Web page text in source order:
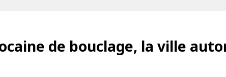
de bouclage, la ville